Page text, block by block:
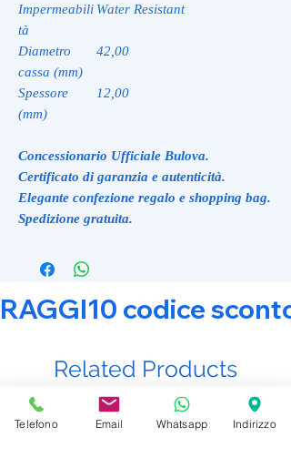
Impermeabili
tà
Water Resistant
Diametro
cassa (mm)
42,00
Spessore
(mm)
12,00
Concessionario Ufficiale Bulova.
Certificato di garanzia e autenticità.
Elegante confezione regalo e shopping bag.
Spedizione gratuita.
RAGGI10 codice
Related Products
Promo Attiva
Telefono Email Whatsapp Indirizzo